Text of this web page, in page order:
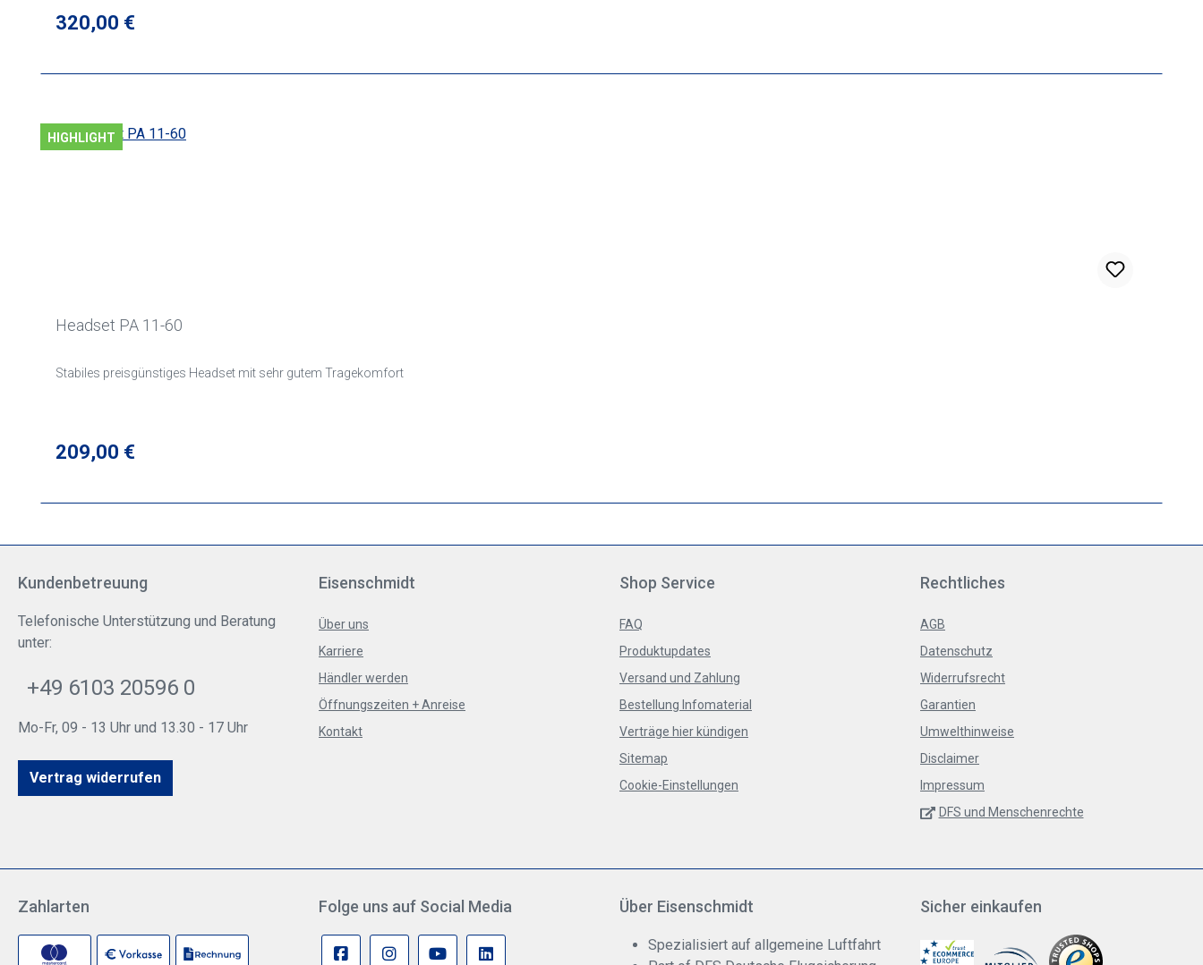
hohen Abdichtung gekühlt und belüftet. Die Gehörschutzkappen des TC-50AS ist mit einer kratzfesten schwarzen Gummischicht überzogen. Die Akustik ist dadurch sehr viel besser. Die Oberflächen
fühlen sich weich, griffig und hochwertig an. Lichtreflektionen werden in der Kabinenhaube vermieden. Der Mikrofonarm ist frei schwenkbar, der sowohl rechts,- als auch links getragen werden
Regulärer Preis:
320,00 €
HIGHLIGHT
Headset PA 11-60
Stabiles preisgünstiges Headset mit sehr gutem Tragekomfort
Regulärer Preis:
209,00 €
Kundenbetreuung
Telefonische Unterstützung und Beratung
unter:
+49 6103 20596 0
Mo-Fr, 09 - 13 Uhr und 13.30 - 17 Uhr
Vertrag widerrufen
Eisenschmidt
Über uns
Karriere
Händler werden
Öffnungszeiten + Anreise
Kontakt
Shop Service
FAQ
Produktupdates
Versand und Zahlung
Bestellung Infomaterial
Verträge hier kündigen
Sitemap
Cookie-Einstellungen
Rechtliches
AGB
Datenschutz
Widerrufsrecht
Garantien
Umwelthinweise
Disclaimer
Impressum
DFS und Menschenrechte
Zahlarten Folge uns auf Social Media Über Eisenschmidt
Spezialisiert auf allgemeine Luftfahrt
Sicher einkaufen